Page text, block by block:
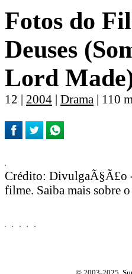
Fotos do
Deuses
Lord
12 | 2004 | Drama | 110
Crédito: DivulgaÃ§Ã£o
filme. Saiba mais sobre